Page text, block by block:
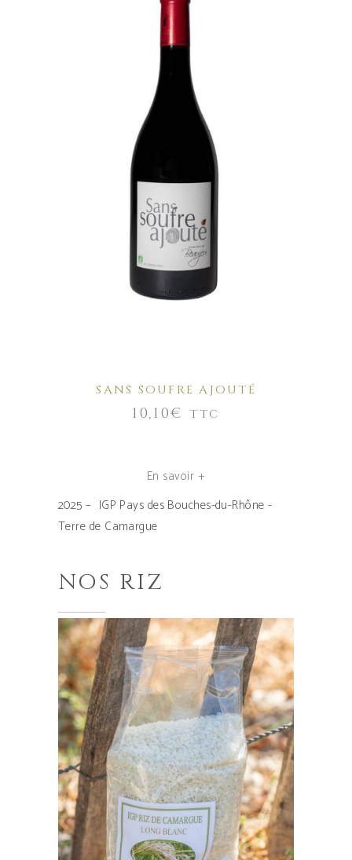
AJOUTER AU PANIER
SANS SOUFRE AJOUTÉ
10,10€ TTC
En savoir +
2025 – IGP Pays des Bouches-du-Rhône -
Terre de Camargue
NOS RIZ
Ce
produit